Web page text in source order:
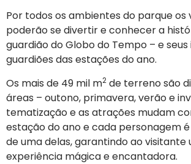
Por todos os ambientes do parque os
poderão se divertir e conhecer a
guardião do Globo do Tempo – e seus
guardiões das estações do ano.
Os mais de 49 mil m2 de terreno são
áreas – outono, primavera, verão e
tematização e as atrações mudam
estação do ano e cada personagem
de uma delas, garantindo ao visitante
experiência mágica e encantadora.